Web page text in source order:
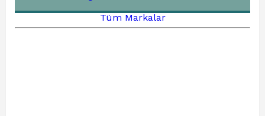
Tüm Markalar